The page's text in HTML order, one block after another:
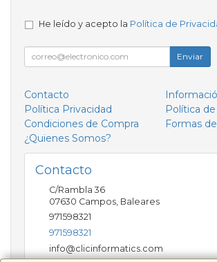
He leído y acepto la Política de
Enviar
Contacto
Política Privacidad
Política
Condiciones de Compra
Formas
¿Quienes Somos?
Contacto
C/Rambla 36
07630 Campos Baleares
971598321
971598321
info@clicinformatics.com